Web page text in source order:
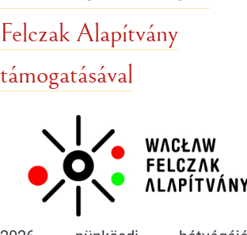
Felczak Alapítvány
támogatásával